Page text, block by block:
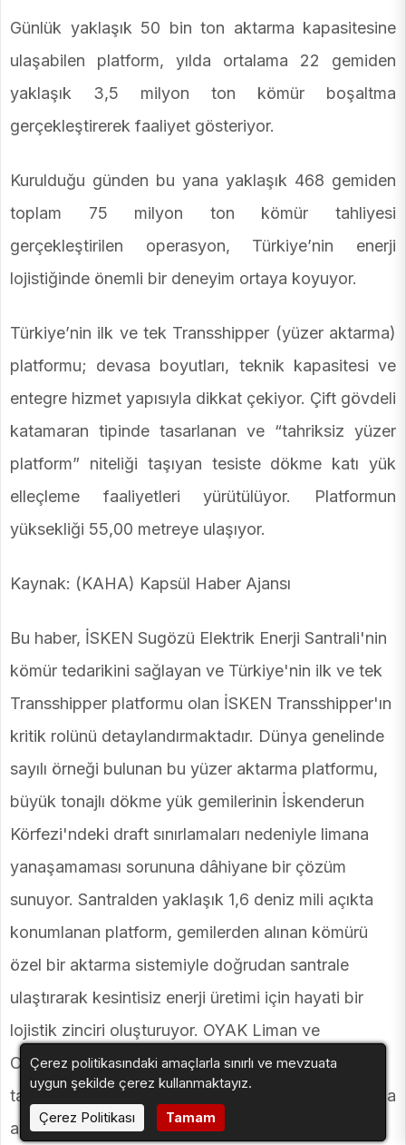
Günlük yaklaşık 50 bin ton aktarma kapasitesine
ulaşabilen platform, yılda ortalama 22 gemiden
yaklaşık 3,5 milyon ton kömür boşaltma
gerçekleştirerek faaliyet gösteriyor.
Kurulduğu günden bu yana yaklaşık 468 gemiden
toplam 75 milyon ton kömür tahliyesi
gerçekleştirilen operasyon, Türkiye’nin enerji
lojistiğinde önemli bir deneyim ortaya koyuyor.
Türkiye’nin ilk ve tek Transshipper (yüzer aktarma)
platformu; devasa boyutları, teknik kapasitesi ve
entegre hizmet yapısıyla dikkat çekiyor. Çift gövdeli
katamaran tipinde tasarlanan ve “tahriksiz yüzer
platform” niteliği taşıyan tesiste dökme katı yük
elleçleme faaliyetleri yürütülüyor. Platformun
yüksekliği 55,00 metreye ulaşıyor.
Kaynak: (KAHA) Kapsül Haber Ajansı
Bu haber, İSKEN Sugözü Elektrik Enerji Santrali'nin
kömür tedarikini sağlayan ve Türkiye'nin ilk ve tek
Transshipper platformu olan İSKEN Transshipper'ın
kritik rolünü detaylandırmaktadır. Dünya genelinde
sayılı örneği bulunan bu yüzer aktarma platformu,
büyük tonajlı dökme yük gemilerinin İskenderun
Körfezi'ndeki draft sınırlamaları nedeniyle limana
yanaşamaması sorununa dâhiyane bir çözüm
sunuyor. Santralden yaklaşık 1,6 deniz mili açıkta
konumlanan platform, gemilerden alınan kömürü
özel bir aktarma sistemiyle doğrudan santrale
ulaştırarak kesintisiz enerji üretimi için hayati bir
lojistik zinciri oluşturuyor. OYAK Liman ve
Oldendorff ortaklığı bünyesindeki İSKOLDEN
tarafından işletilen ve ARKAD Deniz Taşımacılığı'na
ait olan platform, 2002 yılından bu yana aralıksız
Çerez politikasındaki amaçlarla sınırlı ve mevzuata
uygun şekilde çerez kullanmaktayız.
Çerez Politikası
Tamam